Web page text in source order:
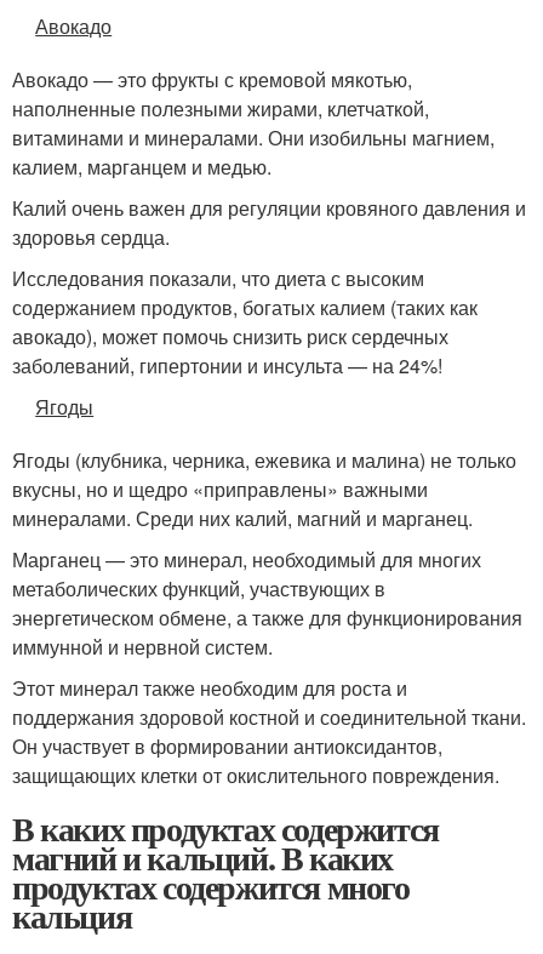
Авокадо
Авокадо — это фрукты с кремовой мякотью,
наполненные полезными жирами, клетчаткой,
витаминами и минералами. Они изобильны магнием,
калием, марганцем и медью.
Калий очень важен для регуляции кровяного давления и
здоровья сердца.
Исследования показали, что диета с высоким
содержанием продуктов, богатых калием (таких как
авокадо), может помочь снизить риск сердечных
заболеваний, гипертонии и инсульта — на 24%!
Ягоды
Ягоды (клубника, черника, ежевика и малина) не только
вкусны, но и щедро «приправлены» важными
минералами. Среди них калий, магний и марганец.
Марганец — это минерал, необходимый для многих
метаболических функций, участвующих в
энергетическом обмене, а также для функционирования
иммунной и нервной систем.
Этот минерал также необходим для роста и
поддержания здоровой костной и соединительной ткани.
Он участвует в формировании антиоксидантов,
защищающих клетки от окислительного повреждения.
В каких продуктах содержится
магний и кальций. В каких
продуктах содержится много
кальция